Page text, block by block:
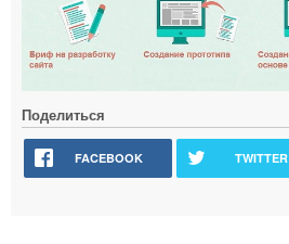
Поделиться
FACEBOOK TWITTER